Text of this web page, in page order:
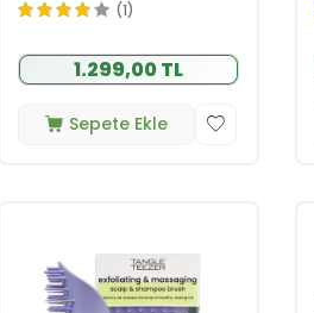
Tipleri için Kuru
(1)
1.299,00 TL
Sepete Ekle